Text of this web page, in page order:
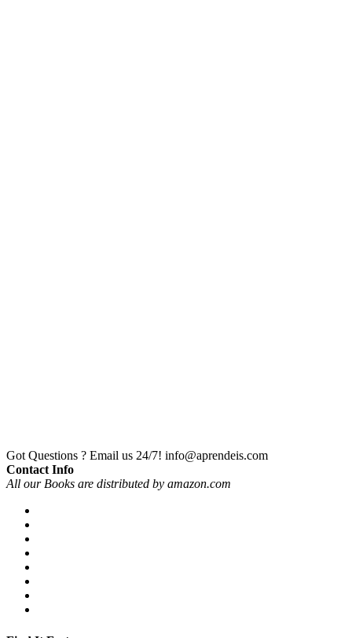
Got Questions ? Email us 24/7! info@aprendeis.com
Contact Info
All our Books are distributed by amazon.com